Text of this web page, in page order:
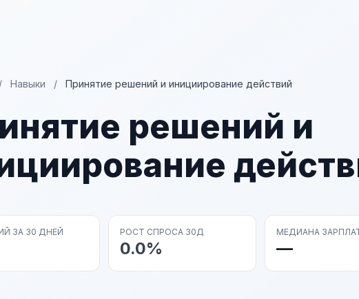
/ Навыки / Принятие решений и инициирование действий
решений и
ЗА 30 ДНЕЙ РОСТ СПРОСА 30Д
0.0%
МЕДИАНА
—